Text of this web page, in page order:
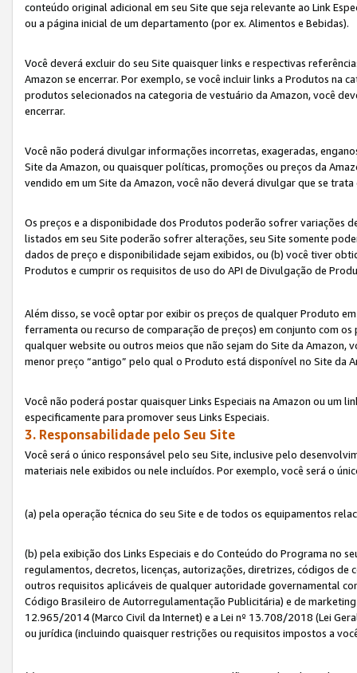
conteúdo original adicional em seu Site que seja relevante ao Link
ou a página inicial de um departamento (por ex. Alimentos e Bebidas).
Você deverá excluir do seu Site quaisquer links e respectivas
Amazon se encerrar. Por exemplo, se você incluir links a Produtos na
produtos selecionados na categoria de vestuário da Amazon, você
encerrar.
Você não poderá divulgar informações incorretas, exageradas,
Site da Amazon, ou quaisquer políticas, promoções ou preços da
vendido em um Site da Amazon, você não deverá divulgar que se
Os preços e a disponibidade dos Produtos poderão sofrer variações
listados em seu Site poderão sofrer alterações, seu Site somente
dados de preço e disponibilidade sejam exibidos, ou (b) você tiver
Produtos e cumprir os requisitos de uso do API de Divulgação de
Além disso, se você optar por exibir os preços de qualquer Produto
ferramenta ou recurso de comparação de preços) em conjunto com
qualquer website ou outros meios que não sejam do Site da Amazon,
menor preço “antigo” pelo qual o Produto está disponível no Site da
Você não poderá postar quaisquer Links Especiais na Amazon ou um
especificamente para promover seus Links Especiais.
3. Responsabilidade pelo Seu Site
Você será o único responsável pelo seu Site, inclusive pelo
materiais nele exibidos ou nele incluídos. Por exemplo, você será o
(a) pela operação técnica do seu Site e de todos os equipamentos
(b) pela exibição dos Links Especiais e do Conteúdo do Programa no
regulamentos, decretos, licenças, autorizações, diretrizes, códigos
outros requisitos aplicáveis de qualquer autoridade governamental
Código Brasileiro de Autorregulamentação Publicitária) e de
12.965/2014 (Marco Civil da Internet) e a Lei nº 13.708/2018 (Lei
ou jurídica (incluindo quaisquer restrições ou requisitos impostos a